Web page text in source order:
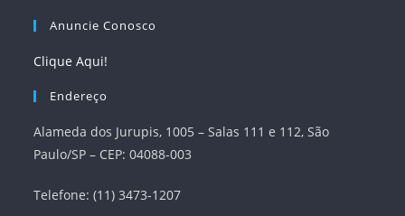
Anuncie Conosco
Clique Aqui!
Endereço
Alameda dos Jurupis, 1005 – Salas 111 e 112, São
Paulo/SP – CEP: 04088-003
Telefone: (11) 3473-1207